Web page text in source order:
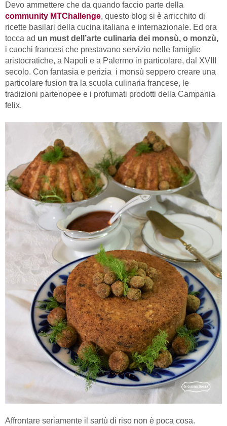
Devo ammettere che da quando faccio parte della
community MTChallenge, questo blog si è arricchito di
ricette basilari della cucina italiana e internazionale. Ed ora
tocca ad un must dell’arte culinaria dei monsù, o monzù,
i cuochi francesi che prestavano servizio nelle famiglie
aristocratiche, a Napoli e a Palermo in particolare, dal XVIII
secolo. Con fantasia e perizia i monsù seppero creare una
particolare fusion tra la scuola culinaria francese, le
tradizioni partenopee e i profumati prodotti della Campania
felix.
Affrontare seriamente il sartù di riso non è poca cosa.